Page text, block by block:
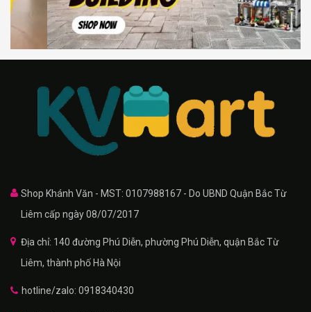
Shop Khánh Văn - MST: 0107988167 - Do UBND Quận Bắc Từ
Liêm cấp ngày 08/07/2017
Địa chỉ: 140 đường Phú Diễn, phường Phú Diễn, quận Bắc Từ
Liêm, thành phố Hà Nội
hotline/zalo: 0918340430